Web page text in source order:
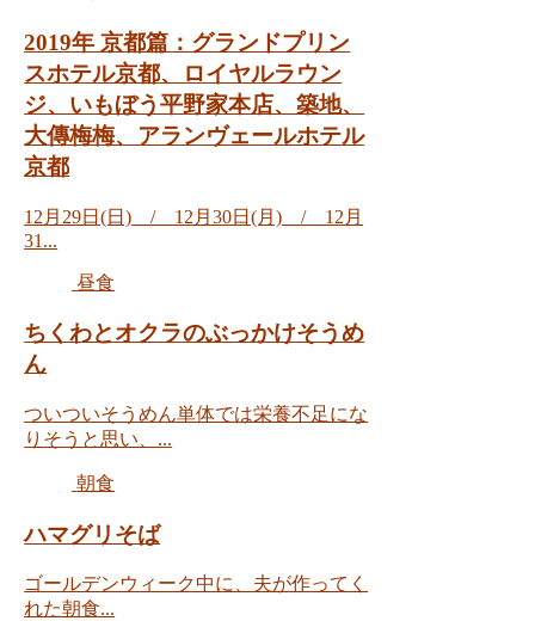
2019年 京都篇：グランドプリン
スホテル京都、ロイヤルラウン
ジ、いもぼう平野家本店、築地、
大傳梅梅、アランヴェールホテル
京都
12月29日(日) / 12月30日(月) / 12月
31...
昼食
ちくわとオクラのぶっかけそうめ
ん
ついついそうめん単体では栄養不足にな
りそうと思い、...
朝食
ハマグリそば
ゴールデンウィーク中に、夫が作ってく
れた朝食...